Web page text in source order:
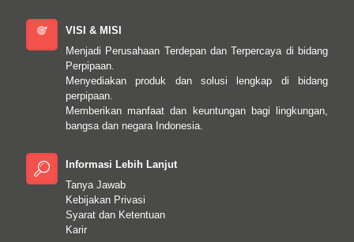
VISI & MISI
Menjadi Perusahaan Terdepan dan Terpercaya di bidang
Perpipaan.
Menyediakan produk dan solusi lengkap di bidang
perpipaan.
Memberikan manfaat dan keuntungan bagi lingkungan,
bangsa dan negara Indonesia.
Informasi Lebih Lanjut
Tanya Jawab
Kebijakan Privasi
Syarat dan Ketentuan
Karir